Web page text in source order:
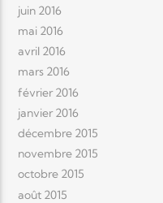
juin 2016
mai 2016
avril 2016
mars 2016
février 2016
janvier 2016
décembre 2015
novembre 2015
octobre 2015
août 2015